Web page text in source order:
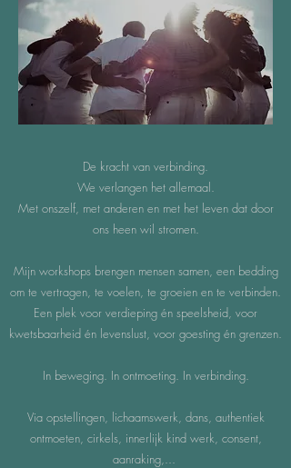
De kracht van verbinding.
We verlangen het allemaal.
Met onszelf, met anderen en met het leven dat door
ons heen wil stromen.
Mijn workshops brengen mensen samen, een bedding
om te vertragen, te voelen, te groeien en te verbinden.
Een plek voor verdieping én speelsheid, voor
kwetsbaarheid én levenslust, voor goesting én grenzen.
In beweging. In ontmoeting. In verbinding.
Via opstellingen, lichaamswerk, dans, authentiek
ontmoeten, cirkels, innerlijk kind werk, consent,
aanraking,...